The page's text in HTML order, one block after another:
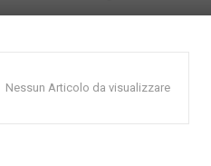
Nessun Articolo da visualizzare